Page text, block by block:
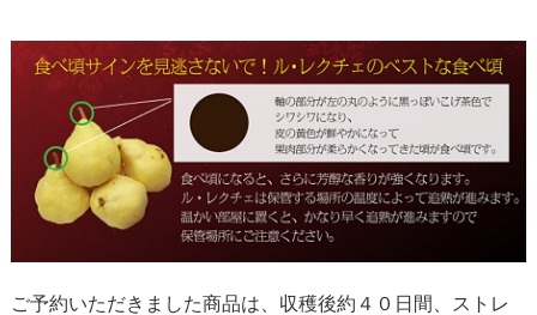
ご予約いただきました商品は、収穫後約４０日間、ストレ